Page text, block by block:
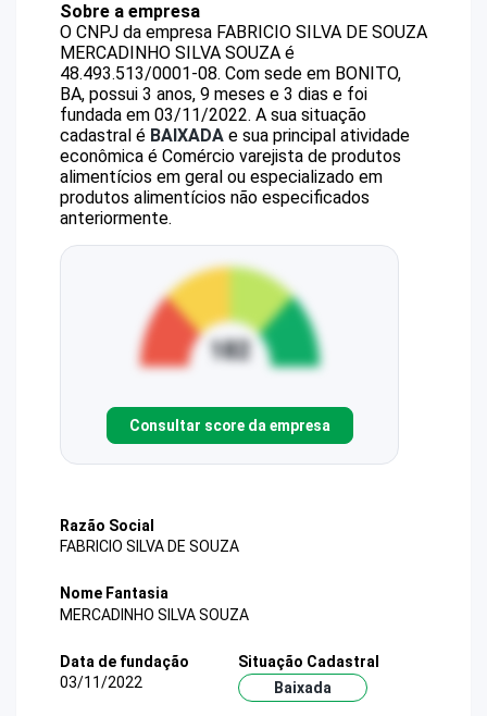
Sobre a empresa
O CNPJ da empresa FABRICIO SILVA DE SOUZA
MERCADINHO SILVA SOUZA é
48.493.513/0001-08. Com sede em BONITO,
BA, possui 3 anos, 9 meses e 3 dias e foi
fundada em 03/11/2022. A sua situação
cadastral é BAIXADA e sua principal atividade
econômica é Comércio varejista de produtos
alimentícios em geral ou especializado em
produtos alimentícios não especificados
anteriormente.
Consultar score da empresa
Razão Social
FABRICIO SILVA DE SOUZA
Nome Fantasia
MERCADINHO SILVA SOUZA
Data de fundação
03/11/2022
Situação Cadastral
Baixada